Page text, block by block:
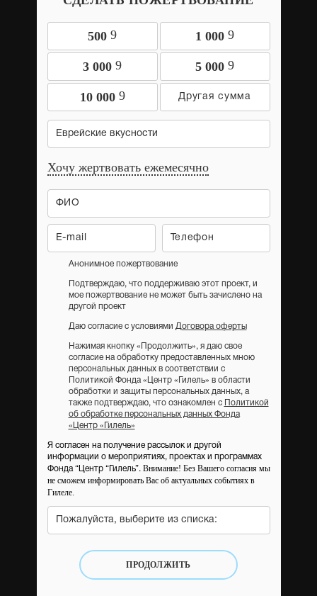
500 9 1 000 9
3 000 9 5 000 9
10 000 9
Еврейские вкусности
Хочу жертвовать ежемесячно
Анонимное пожертвование
Подтверждаю, что поддерживаю этот проект, и
мое пожертвование не может быть зачислено на
другой проект
Даю согласие с условиями Договора оферты
Нажимая кнопку «Продолжить», я даю свое
согласие на обработку предоставленных мною
персональных данных в соответствии с
Политикой Фонда «Центр «Гилель» в области
обработки и защиты персональных данных, а
также подтверждаю, что ознакомлен с
Политикой
об обработке персональных данных Фонда
«Центр «Гилель»
Я согласен на получение рассылок и другой
информации о мероприятиях, проектах и программах
Фонда “Центр “Гилель”. Внимание! Без Вашего согласия мы
не сможем информировать Вас об актуальных событиях в
Гилеле.
Пожалуйста, выберите из списка:
ПРОДОЛЖИТЬ